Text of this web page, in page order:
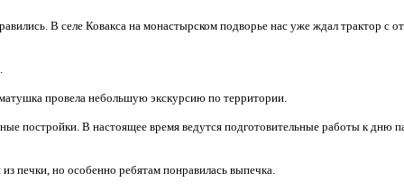
В селе Ковакса на монастырском подворье нас уже ждал трактор
провела небольшую экскурсию по территории.
постройки. В настоящее время ведутся подготовительные работы к
печки, но особенно ребятам понравилась выпечка.